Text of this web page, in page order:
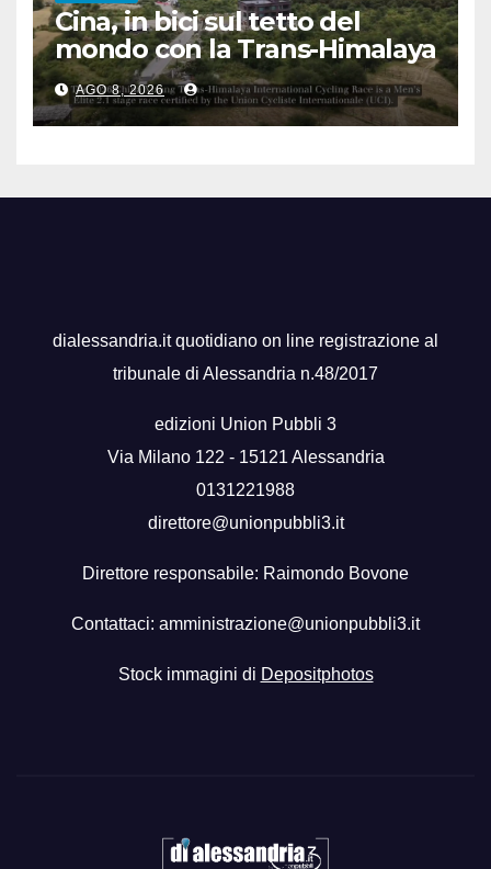
Cina, in bici sul tetto del
mondo con la Trans-Himalaya
Race
AGO 8, 2026
dialessandria.it quotidiano on line registrazione al
tribunale di Alessandria n.48/2017
edizioni Union Pubbli 3
Via Milano 122 - 15121 Alessandria
0131221988
direttore@unionpubbli3.it
Direttore responsabile: Raimondo Bovone
Contattaci: amministrazione@unionpubbli3.it
Stock immagini di Depositphotos